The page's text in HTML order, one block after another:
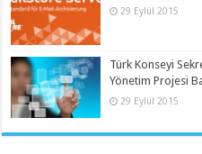
29 Eylül 2015
Türk Konseyi
Yönetim Projesi
29 Eylül 2015